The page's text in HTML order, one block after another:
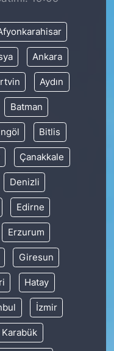
Ankara
Aydın
Batman
Bitlis
Çanakkale
Denizli
Edirne
Erzurum
Giresun
Hatay
İzmir
Karabük